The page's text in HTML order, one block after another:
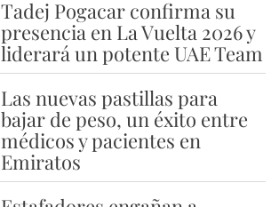
Tadej Pogacar confirma su
presencia en La Vuelta 2026 y
liderará un potente UAE Team
Las nuevas pastillas para
bajar de peso, un éxito entre
médicos y pacientes en
Emiratos